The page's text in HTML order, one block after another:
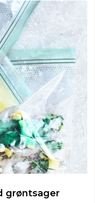
grøntsager